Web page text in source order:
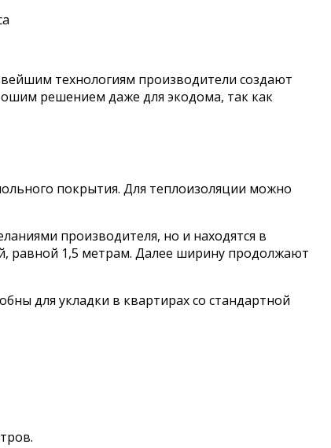
технологиям производители создают
решением даже для экодома, так как
покрытия. Для теплоизоляции можно
производителя, но и находятся в
равной 1,5 метрам. Далее ширину продолжают
для укладки в квартирах со стандартной